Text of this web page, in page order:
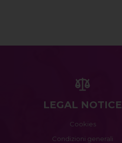
LEGAL NOTICE
Cookies
Condizioni generali